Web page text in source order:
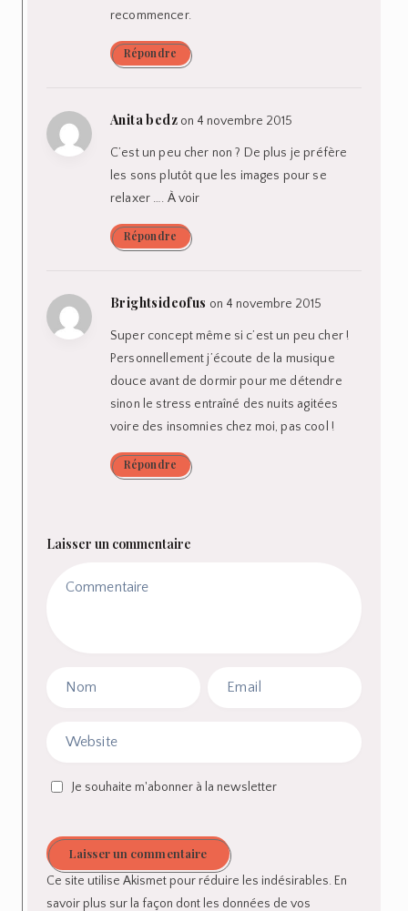
recommencer.
Répondre
Anita bedz on 4 novembre 2015
C’est un peu cher non ? De plus je préfère
les sons plutôt que les images pour se
relaxer …. À voir
Répondre
Brightsideofus on 4 novembre 2015
Super concept même si c’est un peu cher !
Personnellement j’écoute de la musique
douce avant de dormir pour me détendre
sinon le stress entraîné des nuits agitées
voire des insomnies chez moi, pas cool !
Répondre
Laisser un commentaire
Je souhaite m'abonner à la newsletter
Laisser un commentaire
Ce site utilise Akismet pour réduire les indésirables. En
savoir plus sur la façon dont les données de vos